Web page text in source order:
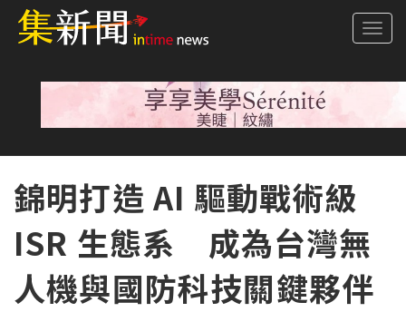
錦明打造 AI 驅動戰術級
ISR 生態系 成為台灣無
人機與國防科技關鍵夥伴